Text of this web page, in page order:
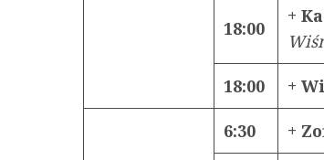
18:00
+
18:00 +
6:30 +